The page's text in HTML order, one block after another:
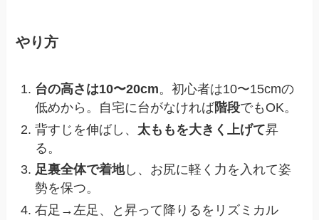
やり方
台の高さは10〜20cm。初心者は10〜15cmの
低めから。自宅に台がなければ階段でもOK。
背すじを伸ばし、 太ももを大きく上げて昇
る。
足裏全体で着地し、お尻に軽く力を入れて姿
勢を保つ。
右足→左足、と昇って降りるをリズミカル